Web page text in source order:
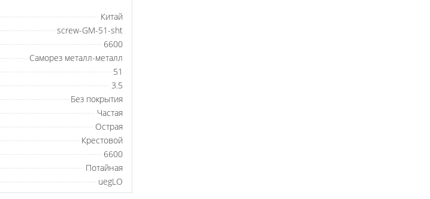
Китай
screw-GM-51-sht
6600
Саморез металл-металл
51
3.5
Без покрытия
Частая
Острая
Крестовой
6600
Потайная
uegLO